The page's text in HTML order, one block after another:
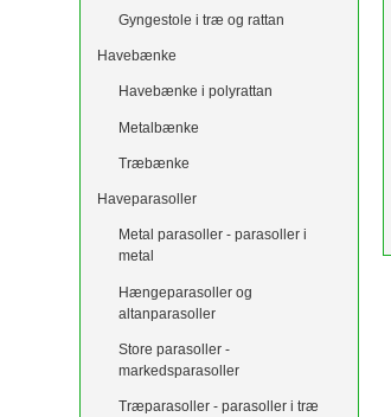
Gyngestole i træ og rattan
Havebænke
Havebænke i polyrattan
Metalbænke
Træbænke
Haveparasoller
Metal parasoller - parasoller i
metal
Hængeparasoller og
altanparasoller
Store parasoller -
markedsparasoller
Træparasoller - parasoller i træ